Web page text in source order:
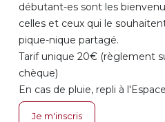
débutant-es sont les
celles et ceux qui le
pique-nique partagé.
Tarif unique 20€ (règlement
chèque)
En cas de pluie, repli à
Je m'inscris